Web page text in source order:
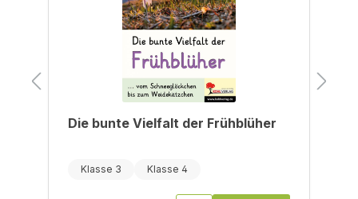
Die bunte Vielfalt der Frühblüher
Klasse 3 Klasse 4